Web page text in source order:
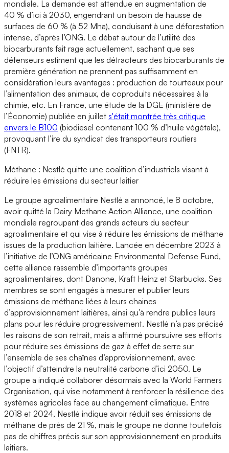
mondiale. La demande est attendue en augmentation de
40 % d’ici à 2030, engendrant un besoin de hausse de
surfaces de 60 % (à 52 Mha), conduisant à une déforestation
intense, d’après l’ONG. Le débat autour de l’utilité des
biocarburants fait rage actuellement, sachant que ses
défenseurs estiment que les détracteurs des biocarburants de
première génération ne prennent pas suffisamment en
considération leurs avantages : production de tourteaux pour
l’alimentation des animaux, de coproduits nécessaires à la
chimie, etc. En France, une étude de la DGE (ministère de
l’Économie) publiée en juillet s'était montrée très critique
envers le B100 (biodiesel contenant 100 % d’huile végétale),
provoquant l’ire du syndicat des transporteurs routiers
(FNTR).
Méthane : Nestlé quitte une coalition d’industriels visant à
réduire les émissions du secteur laitier
Le groupe agroalimentaire Nestlé a annoncé, le 8 octobre,
avoir quitté la Dairy Methane Action Alliance, une coalition
mondiale regroupant des grands acteurs du secteur
agroalimentaire et qui vise à réduire les émissions de méthane
issues de la production laitière. Lancée en décembre 2023 à
l’initiative de l’ONG américaine Environmental Defense Fund,
cette alliance rassemble d’importants groupes
agroalimentaires, dont Danone, Kraft Heinz et Starbucks. Ses
membres se sont engagés à mesurer et publier leurs
émissions de méthane liées à leurs chaines
d’approvisionnement laitières, ainsi qu’à rendre publics leurs
plans pour les réduire progressivement. Nestlé n’a pas précisé
les raisons de son retrait, mais a affirmé poursuivre ses efforts
pour réduire ses émissions de gaz à effet de serre sur
l’ensemble de ses chaînes d’approvisionnement, avec
l’objectif d’atteindre la neutralité carbone d’ici 2050. Le
groupe a indiqué collaborer désormais avec la World Farmers
Organisation, qui vise notamment à renforcer la résilience des
systèmes agricoles face au changement climatique. Entre
2018 et 2024, Nestlé indique avoir réduit ses émissions de
méthane de près de 21 %, mais le groupe ne donne toutefois
pas de chiffres précis sur son approvisionnement en produits
laitiers.